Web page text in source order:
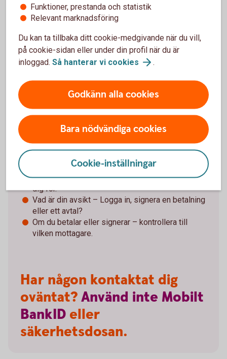
Särskilt om det försvunnit pengar. Spara och
dokumentera så mycket information som möjligt
myndigheter i jakten på förövarna.
Tips för Mobilt BankID och
säkerhetsdosan
Använd aldrig e-legitimation (Mobilt BankID) eller
säkerhetsdosan om någon oväntat kontaktar dig.
Kontrollera vem eller vilket företag du identifierar
dig för.
Vad är din avsikt – Logga in, signera en betalning
eller ett avtal?
Om du betalar eller signerar – kontrollera till
vilken mottagare.
Har någon kontaktat dig
oväntat?Använd inte Mobilt
BankID eller
säkerhetsdosan.
Funktioner, prestanda och statistik
Relevant marknadsföring
Du kan ta tillbaka ditt cookie-medgivande när du vill,
på cookie-sidan eller under din profil när du är
inloggad. Så hanterar vi cookies .
Godkänn alla cookies
Bara nödvändiga cookies
Cookie-inställningar